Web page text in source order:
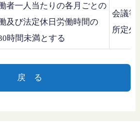
者一人当たりの各月ごとの
及び法定休日労働時間の
時間未満とする
会議等
所定外
戻 る